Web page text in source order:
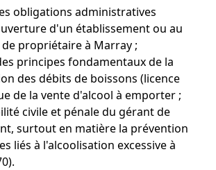
obligations administratives
d'un établissement ou au
propriétaire à Marray ;
principes fondamentaux de la
des débits de boissons (licence
de la vente d'alcool à emporter ;
civile et pénale du gérant de
surtout en matière la prévention
liés à l'alcoolisation excessive à